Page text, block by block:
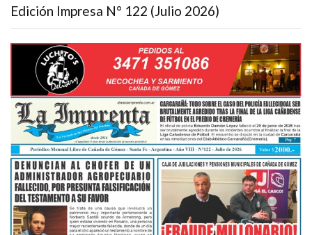
Edición Impresa N° 122 (Julio 2026)